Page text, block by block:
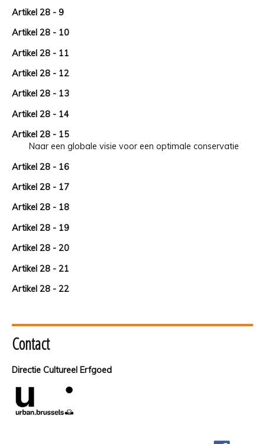
Artikel 28 - 9
Artikel 28 - 10
Artikel 28 - 11
Artikel 28 - 12
Artikel 28 - 13
Artikel 28 - 14
Artikel 28 - 15
Naar een globale visie voor een optimale conservatie
Artikel 28 - 16
Artikel 28 - 17
Artikel 28 - 18
Artikel 28 - 19
Artikel 28 - 20
Artikel 28 - 21
Artikel 28 - 22
Contact
Directie Cultureel Erfgoed